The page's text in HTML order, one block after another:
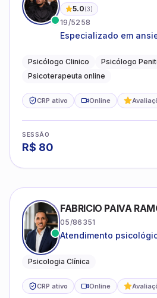
5.0(3)
19/5258
Especializado em
familiares e questões
Psicólogo Clinico
Psicólogo
Psicoterapeuta online
CRP ativo Online
SESSÃO
R$ 80
FABRICIO PAIVA
05/86351
Atendimento
Psicologia Clínica
CRP ativo Online